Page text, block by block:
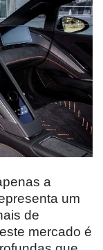
a
um
de
mercado é